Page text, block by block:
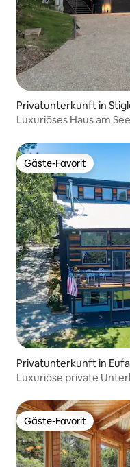
Privatunterkunft in
Luxuriöses Haus am
Gäste-Favorit
Gäste-Favorit
Privatunterkunft in
Luxuriöse private
Gäste-Favorit
Gäste-Favorit